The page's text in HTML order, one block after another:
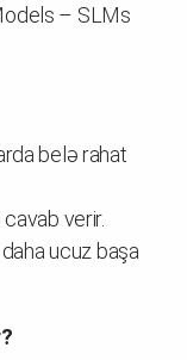
– SLMs
belə rahat
verir.
ucuz başa